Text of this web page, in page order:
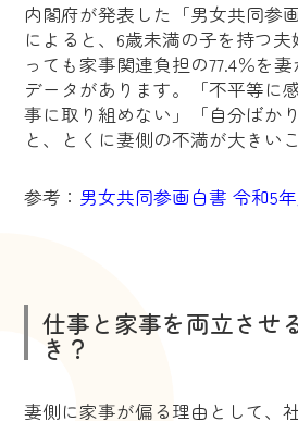
内閣府が発表した「男女共同参
によると、6歳未満の子を持つ
っても家事関連負担の77.4％を
データがあります。「不平等に
事に取り組めない」「自分ばか
と、とくに妻側の不満が大きい
参考： 男女共同参画白書 令和5
仕事と家事を両立させ
き？
妻側に家事が偏る理由として、